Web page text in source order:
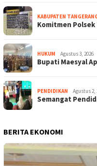
KABUPATEN
Komitmen
HUKUM Agustus 3, 2026
Bupati Maesyal
PENDIDIKAN Agustus 2,
Semangat
BERITA EKONOMI